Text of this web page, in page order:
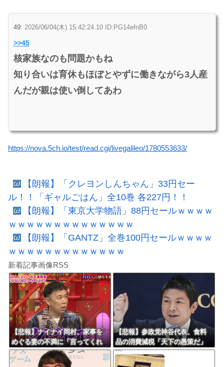
49: 2026/06/04(木) 15:42:24.10 ID:PG14efnB0
>>45
核家族なのも問題かもね
知り合いは育休もほぼとやずに働きながら3人産
んだが親は使い倒してあわ
https://nova.5ch.io/test/read.cgi/livegalileo/1780553633/
【朗報】「クレヨンしんちゃん」33円セー
ル！！「ギャルごはん」全10巻 各227円！！
【朗報】「東京大学物語」88円セールｗｗｗｗ
ｗｗｗｗｗｗｗｗｗｗｗｗｗｗ
【朗報】「GANTZ」全巻100円セールｗｗｗｗ
ｗｗｗｗｗｗｗｗｗｗｗｗｗ
新着記事画像RSS
【悲報】ナイナイ岡村、家事を
めぐる妻の不満に「言ってくれ
たら済む話やん」になるみ「バ
イトやったらクビやで」説教受
【悲報】参政党神谷代表、食料
品の消費減税「天下の愚策だ」
と批判ｗｗｗｗｗｗｗｗｗｗｗ